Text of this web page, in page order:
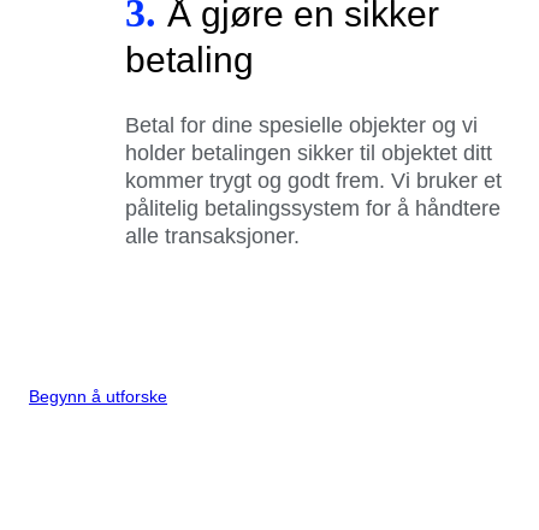
3. Å gjøre en sikker
betaling
Betal for dine spesielle objekter og vi
holder betalingen sikker til objektet ditt
kommer trygt og godt frem. Vi bruker et
pålitelig betalingssystem for å håndtere
alle transaksjoner.
Begynn å utforske